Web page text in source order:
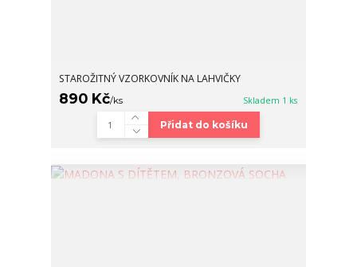
STAROŽITNÝ VZORKOVNÍK NA LAHVIČKY
890 Kč/ks Skladem 1 ks
Přidat do košíku